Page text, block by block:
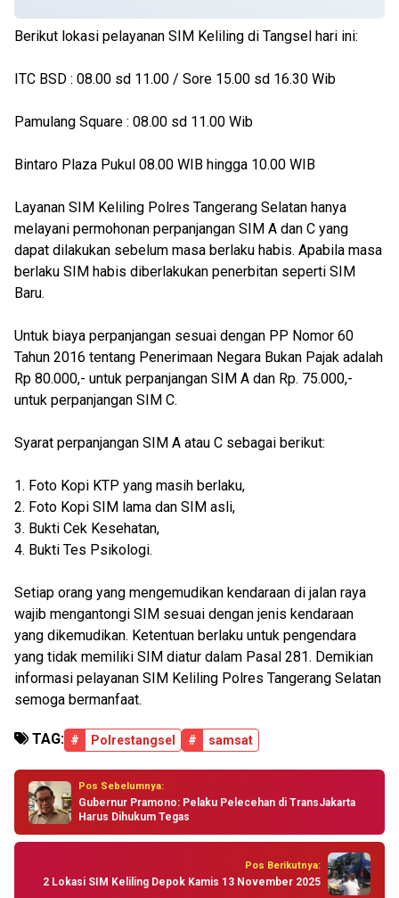
Berikut lokasi pelayanan SIM Keliling di Tangsel hari ini:
ITC BSD : 08.00 sd 11.00 / Sore 15.00 sd 16.30 Wib
Pamulang Square : 08.00 sd 11.00 Wib
Bintaro Plaza Pukul 08.00 WIB hingga 10.00 WIB
Layanan SIM Keliling Polres Tangerang Selatan hanya
melayani permohonan perpanjangan SIM A dan C yang
dapat dilakukan sebelum masa berlaku habis. Apabila masa
berlaku SIM habis diberlakukan penerbitan seperti SIM
Baru.
Untuk biaya perpanjangan sesuai dengan PP Nomor 60
Tahun 2016 tentang Penerimaan Negara Bukan Pajak adalah
Rp 80.000,- untuk perpanjangan SIM A dan Rp. 75.000,-
untuk perpanjangan SIM C.
Syarat perpanjangan SIM A atau C sebagai berikut:
1. Foto Kopi KTP yang masih berlaku,
2. Foto Kopi SIM lama dan SIM asli,
3. Bukti Cek Kesehatan,
4. Bukti Tes Psikologi.
Setiap orang yang mengemudikan kendaraan di jalan raya
wajib mengantongi SIM sesuai dengan jenis kendaraan
yang dikemudikan. Ketentuan berlaku untuk pengendara
yang tidak memiliki SIM diatur dalam Pasal 281. Demikian
informasi pelayanan SIM Keliling Polres Tangerang Selatan
semoga bermanfaat.
TAG: # Polrestangsel # samsat
Pos Sebelumnya:
Gubernur Pramono: Pelaku Pelecehan di TransJakarta
Harus Dihukum Tegas
Pos Berikutnya:
2 Lokasi SIM Keliling Depok Kamis 13 November 2025